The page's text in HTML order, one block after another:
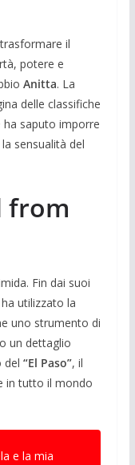
il
potere e
Anitta. La
delle classifiche
ha saputo imporre
sensualità del
from
Fin dai suoi
utilizzato la
uno strumento di
un dettaglio
del “El Paso”, il
in tutto il mondo
e la mia